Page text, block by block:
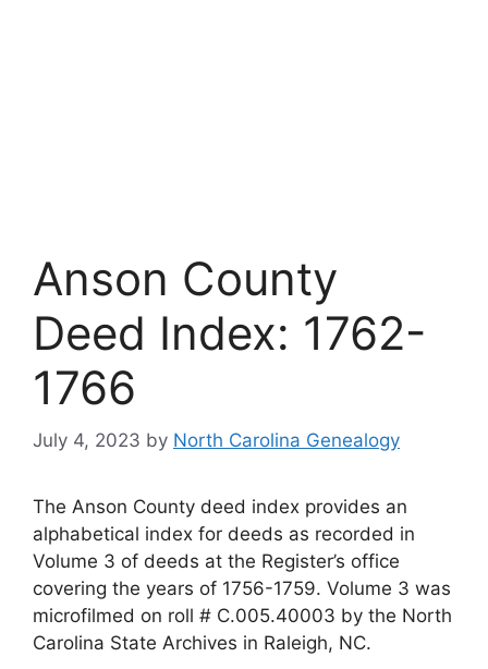
Anson County
Deed Index: 1762-
1766
July 4, 2023 by North Carolina Genealogy
The Anson County deed index provides an
alphabetical index for deeds as recorded in
Volume 3 of deeds at the Register’s office
covering the years of 1756-1759. Volume 3 was
microfilmed on roll # C.005.40003 by the North
Carolina State Archives in Raleigh, NC.